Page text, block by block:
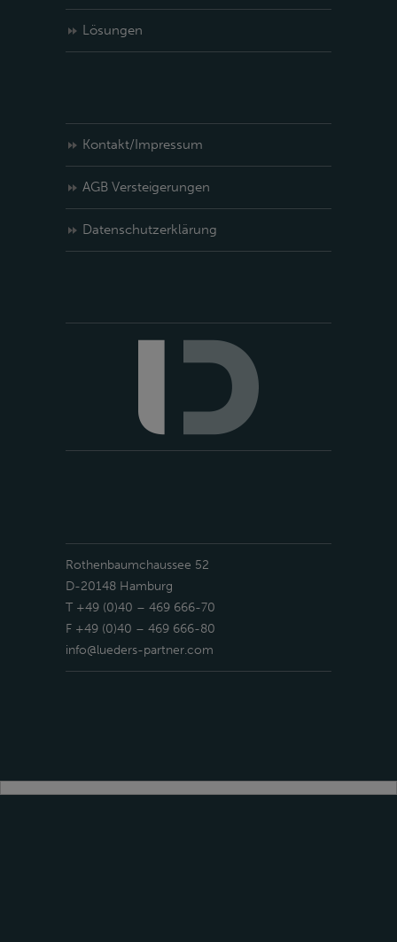
Lösungen
Kontakt/Impressum
AGB Versteigerungen
Datenschutzerklärung
Rothenbaumchaussee 52
D-20148 Hamburg
T +49 (0)40 – 469 666-70
F +49 (0)40 – 469 666-80
info@lueders-partner.com